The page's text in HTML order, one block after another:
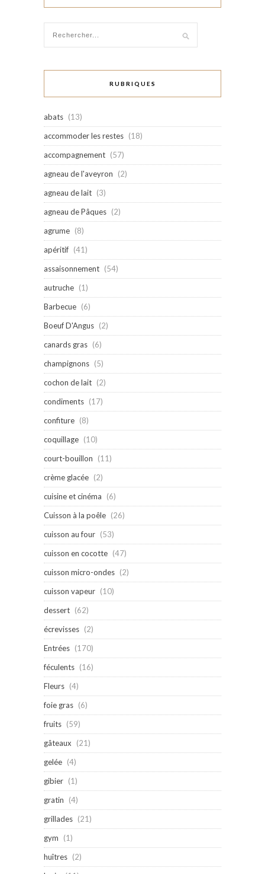
RUBRIQUES
abats (13)
accommoder les restes (18)
accompagnement (57)
agneau de l'aveyron
(2)
agneau de lait (3)
agneau de Pâques (2)
agrume (8)
apéritif (41)
assaisonnement (54)
autruche (1)
Barbecue (6)
Boeuf D'Angus (2)
canards gras (6)
champignons (5)
cochon de lait (2)
condiments (17)
confiture (8)
coquillage (10)
court-bouillon
(11)
crème glacée (2)
cuisine et cinéma
(6)
Cuisson à la poêle (26)
cuisson au four (53)
cuisson en cocotte (47)
cuisson micro-ondes (2)
cuisson vapeur (10)
dessert (62)
écrevisses (2)
Entrées (170)
féculents (16)
Fleurs (4)
foie gras (6)
fruits (59)
gâteaux
(21)
gelée (4)
gibier (1)
gratin
(4)
grillades (21)
gym
(1)
huîtres (2)